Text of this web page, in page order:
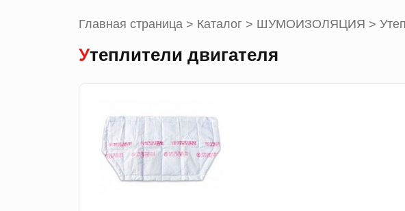
Главная страница > Каталог > ШУМОИЗОЛЯЦИЯ >
Утеплители двигателя